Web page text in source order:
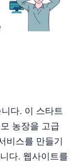
다. 이 스타트
농장을 고급
비스를 만들기
다. 웹사이트를